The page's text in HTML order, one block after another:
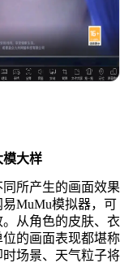
大样
所产生的画面效果
MuMu模拟器，可
从角色的皮肤、衣
的画面表现都堪称
场景、天气粒子将